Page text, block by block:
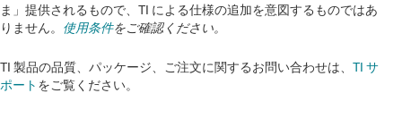
ま」提供されるもので、TI による仕様の追加を意図するものではあ
りません。 使用条件をご確認ください。
TI 製品の品質、パッケージ、ご注文に関するお問い合わせは、 TI サ
ポート をご覧ください。​​​​​​​​​​​​​​